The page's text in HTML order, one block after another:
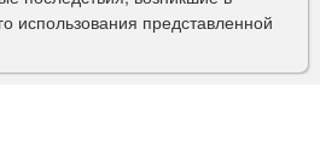
использования представленной